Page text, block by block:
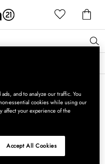
→
and to analyze our traffic. You
essential cookies while using our
affect your experience of the
Accept All Cookies